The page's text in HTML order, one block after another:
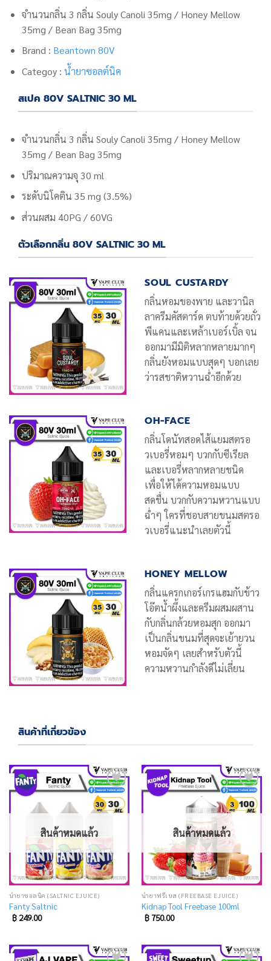
จำนวนกลิ่น 3 กลิ่น Souly Canoli 35mg / Honey Mellow
35mg / Bean Bag 35mg
Brand : Beantown 80V
Categoy : น้ำยาซอลต์นิค
สเปค 80V SALTNIC 30 ML
จำนวนกลิ่น 3 กลิ่น Souly Canoli 35mg / Honey Mellow
35mg / Bean Bag 35mg
ปริมาณความจุ 30 ml
ระดับนิโคติน 35 mg (3.5%)
ส่วนผสม 40PG / 60VG
ตัวเลือกกลิ่น 80V SALTNIC 30 ML
SOUL CUSTARDY
กลิ่นหอมของพาย และวานิล
ลาครีมคัสตาร์ด ตบท้ายด้วยถั่ว
พีแคนและเหล้าเบอร์เบิ้ล จน
ออกมามีมิติหลากหลายมากๆ
กลิ่นยังหอมแบบสุดๆ บอกเลย
ว่ารสชาติหวานฉ่ำอีกด้วย
OH-FACE
กลิ่นโดนัทสอดไส้แยมสตรอ
วเบอรี่หอมๆ บวกกับซีเรียล
และเบอรี่หลากหลายชนิด
เพื่อให้ได้ความหอมแบบ
สดชื่น บวกกับความหวานแบบ
ฉ่ำๆ ใครที่ชอบสายขนมสตรอ
วเบอรี่แนะนำเลยตัวนี้
HONEY MELLOW
กลิ่นแครกเกอร์เกรแฮมกับข้าว
โอ๊ตน้ำผึ้งและครีมผสมผสาน
กับกลิ่นกล้วยหอมสุก ออกมา
เป็นกลิ่นขนมที่สุดจะเย้ายวน
หอมจัดๆ เลยสำหรับตัวนี้
ความหวานกำลังดีไม่เลี่ยน
สินค้าที่เกี่ยวข้อง
Add
to
wishlist
สินค้าหมดแล้ว
น้ำยาซอลนิค (SALTNIC EJUICE)
Fanty Saltnic
฿249.00
Add
to
wishlist
สินค้าหมดแล้ว
น้ำยาฟรีเบส (FREEBASE EJUICE)
Kidnap Tool Freebase 100ml
฿750.00